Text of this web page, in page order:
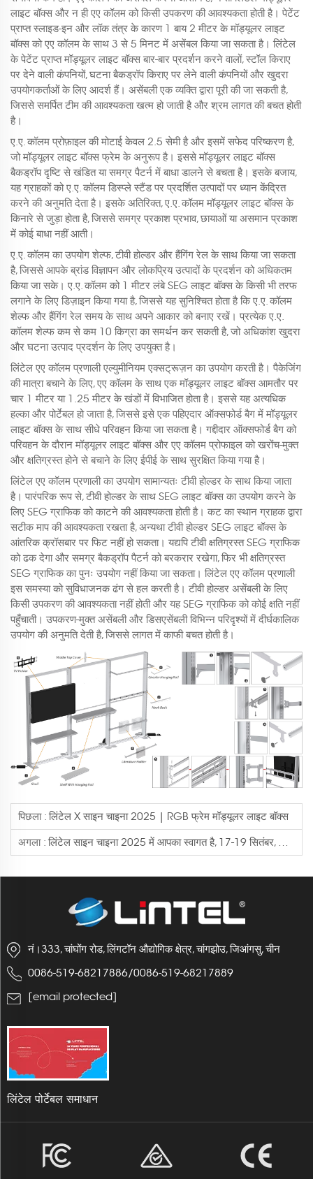
लाइट बॉक्स और न ही एए कॉलम को किसी उपकरण की आवश्यकता होती है। पेटेंट
प्राप्त स्लाइड-इन और लॉक तंत्र के कारण 1 बाय 2 मीटर के मॉड्यूलर लाइट
बॉक्स को एए कॉलम के साथ 3 से 5 मिनट में असेंबल किया जा सकता है। लिंटेल
के पेटेंट प्राप्त मॉड्यूलर लाइट बॉक्स बार-बार प्रदर्शन करने वालों, स्टॉल किराए
पर देने वाली कंपनियों, घटना बैकड्रॉप किराए पर लेने वाली कंपनियों और खुदरा
उपयोगकर्ताओं के लिए आदर्श हैं। असेंबली एक व्यक्ति द्वारा पूरी की जा सकती है,
जिससे समर्पित टीम की आवश्यकता खत्म हो जाती है और श्रम लागत की बचत होती
है।
ए.ए. कॉलम प्रोफ़ाइल की मोटाई केवल 2.5 सेमी है और इसमें सफेद परिष्करण है,
जो मॉड्यूलर लाइट बॉक्स फ्रेम के अनुरूप है। इससे मॉड्यूलर लाइट बॉक्स
बैकड्रॉप दृष्टि से खंडित या समग्र पैटर्न में बाधा डालने से बचता है। इसके बजाय,
यह ग्राहकों को ए.ए. कॉलम डिस्प्ले स्टैंड पर प्रदर्शित उत्पादों पर ध्यान केंद्रित
करने की अनुमति देता है। इसके अतिरिक्त, ए.ए. कॉलम मॉड्यूलर लाइट बॉक्स के
किनारे से जुड़ा होता है, जिससे समग्र प्रकाश प्रभाव, छायाओं या असमान प्रकाश
में कोई बाधा नहीं आती।
ए.ए. कॉलम का उपयोग शेल्फ, टीवी होल्डर और हैंगिंग रेल के साथ किया जा सकता
है, जिससे आपके ब्रांड विज्ञापन और लोकप्रिय उत्पादों के प्रदर्शन को अधिकतम
किया जा सके। ए.ए. कॉलम को 1 मीटर लंबे SEG लाइट बॉक्स के किसी भी तरफ
लगाने के लिए डिज़ाइन किया गया है, जिससे यह सुनिश्चित होता है कि ए.ए. कॉलम
शेल्फ और हैंगिंग रेल समय के साथ अपने आकार को बनाए रखें। प्रत्येक ए.ए.
कॉलम शेल्फ कम से कम 10 किग्रा का समर्थन कर सकती है, जो अधिकांश खुदरा
और घटना उत्पाद प्रदर्शन के लिए उपयुक्त है।
लिंटेल एए कॉलम प्रणाली एल्युमीनियम एक्सट्रूज़न का उपयोग करती है। पैकेजिंग
की मात्रा बचाने के लिए, एए कॉलम के साथ एक मॉड्यूलर लाइट बॉक्स आमतौर पर
चार 1 मीटर या 1.25 मीटर के खंडों में विभाजित होता है। इससे यह अत्यधिक
हल्का और पोर्टेबल हो जाता है, जिससे इसे एक पहिएदार ऑक्सफोर्ड बैग में मॉड्यूलर
लाइट बॉक्स के साथ सीधे परिवहन किया जा सकता है। गद्दीदार ऑक्सफोर्ड बैग को
परिवहन के दौरान मॉड्यूलर लाइट बॉक्स और एए कॉलम प्रोफाइल को खरोंच-मुक्त
और क्षतिग्रस्त होने से बचाने के लिए ईपीई के साथ सुरक्षित किया गया है।
लिंटेल एए कॉलम प्रणाली का उपयोग सामान्यतः टीवी होल्डर के साथ किया जाता
है। पारंपरिक रूप से, टीवी होल्डर के साथ SEG लाइट बॉक्स का उपयोग करने के
लिए SEG ग्राफिक को काटने की आवश्यकता होती है। कट का स्थान ग्राहक द्वारा
सटीक माप की आवश्यकता रखता है, अन्यथा टीवी होल्डर SEG लाइट बॉक्स के
आंतरिक क्रॉसबार पर फिट नहीं हो सकता। यद्यपि टीवी क्षतिग्रस्त SEG ग्राफिक
को ढक देगा और समग्र बैकड्रॉप पैटर्न को बरकरार रखेगा, फिर भी क्षतिग्रस्त
SEG ग्राफिक का पुनः उपयोग नहीं किया जा सकता। लिंटेल एए कॉलम प्रणाली
इस समस्या को सुविधाजनक ढंग से हल करती है। टीवी होल्डर असेंबली के लिए
किसी उपकरण की आवश्यकता नहीं होती और यह SEG ग्राफिक को कोई क्षति नहीं
पहुँचाती। उपकरण-मुक्त असेंबली और डिसएसेंबली विभिन्न परिदृश्यों में दीर्घकालिक
उपयोग की अनुमति देती है, जिससे लागत में काफी बचत होती है।
पिछला :लिंटेल X साइन चाइना 2025 | RGB फ्रेम मॉड्यूलर लाइट बॉक्स
अगला :लिंटेल साइन चाइना 2025 में आपका स्वागत है, 17-19 सितंबर, हॉल E3-D16
नं।333, चांघोंग रोड, लिंगटॉन औद्योगिक क्षेत्र, चांगझोउ, जिआंगसु, चीन
0086-519-68217886/0086-519-68217889
[email protected]
लिंटेल पोर्टेबल समाधान